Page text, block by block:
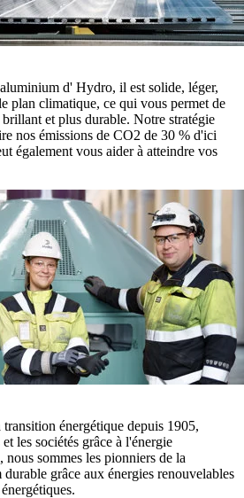
d' Hydro, il est solide, léger,
plan climatique, ce qui vous permet de
et plus durable. Notre stratégie
nos émissions de CO2 de 30 % d'ici
également vous aider à atteindre vos
énergétique depuis 1905,
les sociétés grâce à l'énergie
sommes les pionniers de la
grâce aux énergies renouvelables